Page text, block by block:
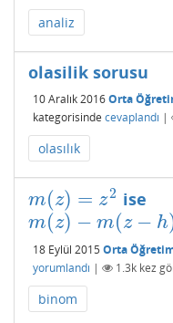
analiz
olasilik sorusu
10 Aralık 2016Orta
kategorisinde cevaplandı |
olasılık
m(z) = z2
m(z)=z 2 ise
m(z) − m(z − h
m(z)−m(z −h)=?
18 Eylül 2015 Orta
yorumlandı | 1.3k kez
binom